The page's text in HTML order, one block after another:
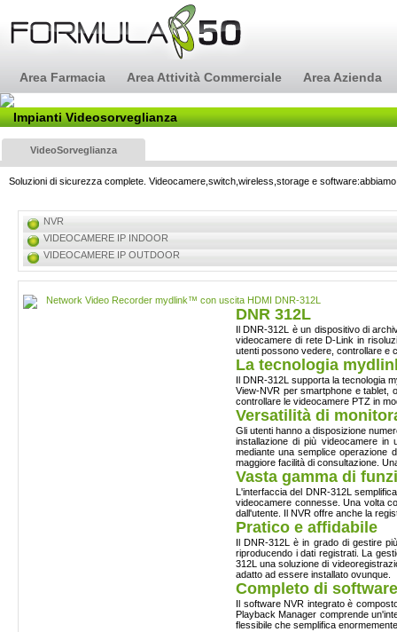
Area Farmacia Area Attività Commerciale Area Azienda
Impianti Videosorveglianza
VideoSorveglianza
Soluzioni di sicurezza complete. Videocamere,switch,wireless,storage e
NVR
VIDEOCAMERE IP INDOOR
VIDEOCAMERE IP OUTDOOR
Network Video Recorder mydlink™ con uscita HDMI DNR-312L
DNR 312L
IlDNR-312L èun dispositivo di
videocamere di reteD-Link in
utenti possono vedere controllare e
La tecnologia
IlDNR-312L supporta la tecnologia
View-NVR per smartphone e tablet,
controllare le videocamere PTZ in
Versatilità di
Gli utenti hanno a disposizione
installazione di più videocamere in
mediante una semplice operazione
maggiore facilità di consultazione.
Vasta gamma di
L'interfaccia del DNR-312L
videocamere connesse. Una volta
dall'utente. Il NVR offre anche la
Pratico e affidabile
Il DNR-312L è in grado di gestire
riproducendo i dati registrati. La
312L una soluzione di
adatto ad essere installato ovunque.
Completo di
Il software NVR integrato è
Playback Manager comprende
flessibile che semplifica